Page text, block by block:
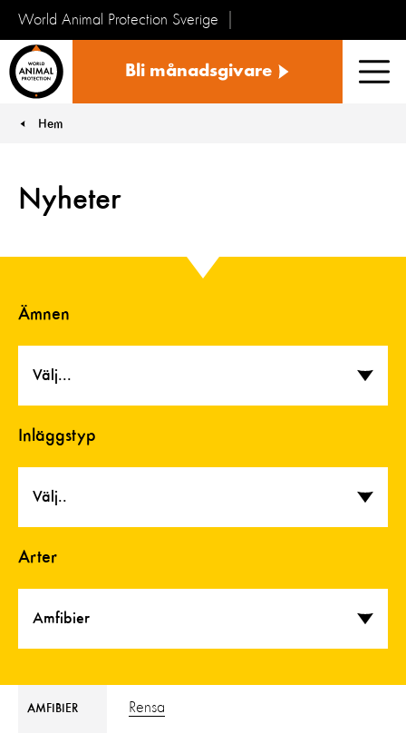
World Animal Protection Sverige
Bli månadsgivare
Hem
Nyheter
Ämnen
Välj...
Inläggstyp
Välj..
Arter
Amfibier
AMFIBIER Rensa